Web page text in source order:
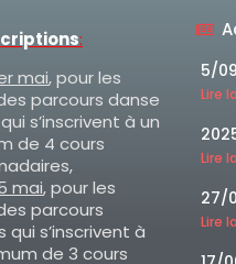
:
mai, pour les
parcours danse
s’inscrivent à un
de 4 cours
mai, pour les
parcours
qui s’inscrivent à
de 3 cours
5/
Lire
Lire
27/
Lire